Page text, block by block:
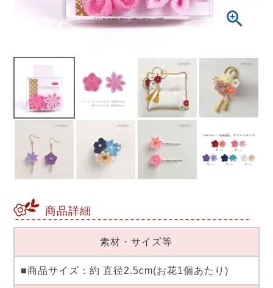
商品詳細
素材・サイズ等
■商品サイズ：約 直径2.5cm(お花1個あたり)